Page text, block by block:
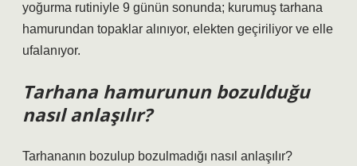
yoğurma rutiniyle 9 günün sonunda; kurumuş tarhana
hamurundan topaklar alınıyor, elekten geçiriliyor ve elle
ufalanıyor.
Tarhana hamurunun bozulduğu
nasıl anlaşılır?
Tarhananın bozulup bozulmadığı nasıl anlaşılır?